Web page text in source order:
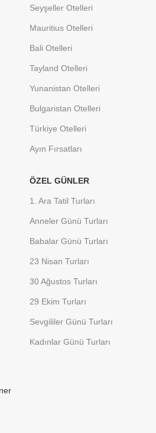
Seyşeller Otelleri
Mauritius Otelleri
Bali Otelleri
Tayland Otelleri
Yunanistan Otelleri
Bulgaristan Otelleri
Türkiye Otelleri
Ayın Fırsatları
ÖZEL GÜNLER
1. Ara Tatil Turları
Anneler Günü Turları
Babalar Günü Turları
23 Nisan Turları
30 Ağustos Turları
29 Ekim Turları
Sevgililer Günü Turları
Kadınlar Günü Turları